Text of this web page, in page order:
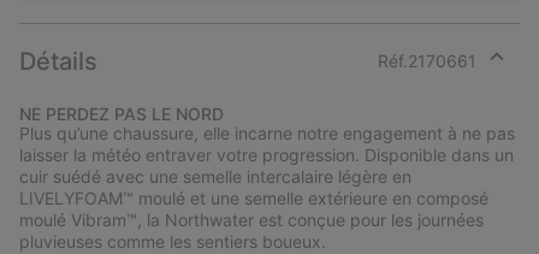
Détails Réf. 2170661
section
NE PERDEZ PAS LE NORD
Plus qu’une chaussure, elle incarne notre engagement à ne pas
laisser la météo entraver votre progression. Disponible dans un
cuir suédé avec une semelle intercalaire légère en
LIVELYFOAM™ moulé et une semelle extérieure en composé
moulé Vibram™, la Northwater est conçue pour les journées
pluvieuses comme les sentiers boueux.